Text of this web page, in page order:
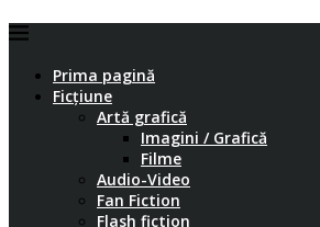
Prima pagină
Ficțiune
Artă grafică
Imagini / Grafică
Filme
Audio-Video
Fan Fiction
Flash fiction